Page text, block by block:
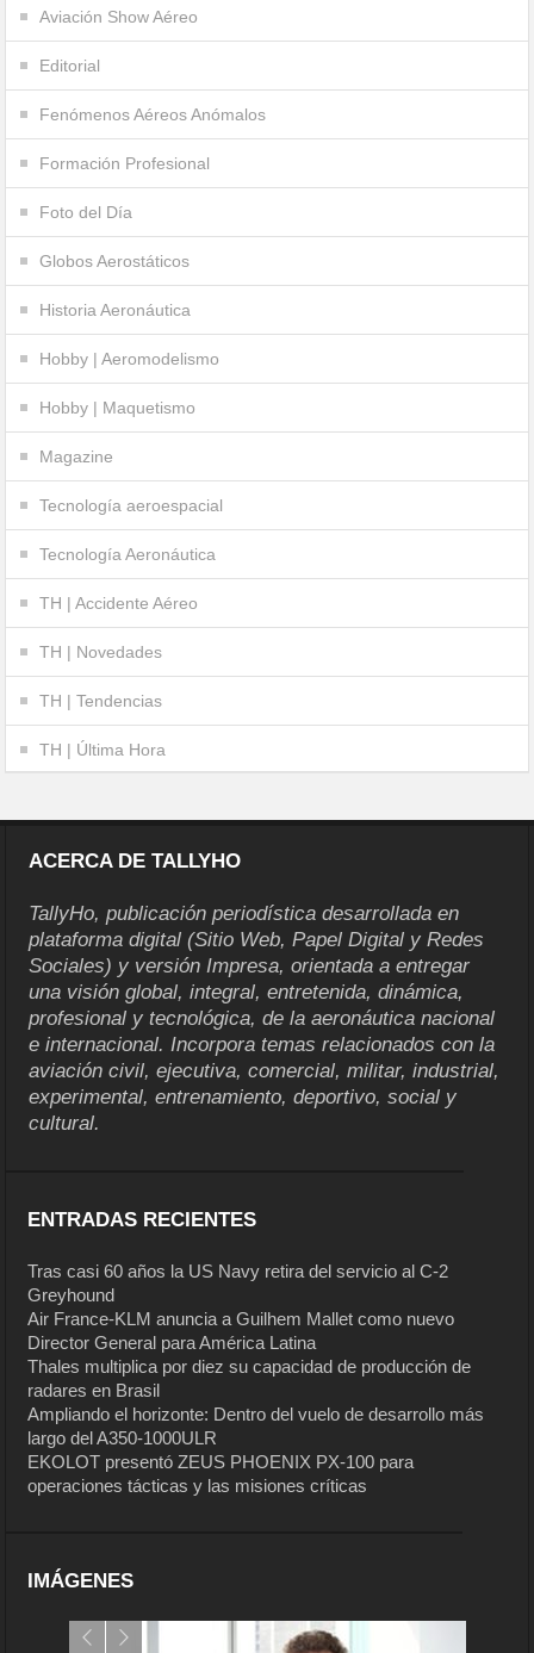
Aviación Show Aéreo
Editorial
Fenómenos Aéreos Anómalos
Formación Profesional
Foto del Día
Globos Aerostáticos
Historia Aeronáutica
Hobby | Aeromodelismo
Hobby | Maquetismo
Magazine
Tecnología aeroespacial
Tecnología Aeronáutica
TH | Accidente Aéreo
TH | Novedades
TH | Tendencias
TH | Última Hora
ACERCA DE TALLYHO
TallyHo, publicación periodística desarrollada en
plataforma digital (Sitio Web, Papel Digital y Redes
Sociales) y versión Impresa, orientada a entregar
una visión global, integral, entretenida, dinámica,
profesional y tecnológica, de la aeronáutica nacional
e internacional. Incorpora temas relacionados con la
aviación civil, ejecutiva, comercial, militar, industrial,
experimental, entrenamiento, deportivo, social y
cultural.
ENTRADAS RECIENTES
Tras casi 60 años la US Navy retira del servicio al C-2
Greyhound
Air France-KLM anuncia a Guilhem Mallet como nuevo
Director General para América Latina
Thales multiplica por diez su capacidad de producción de
radares en Brasil
Ampliando el horizonte: Dentro del vuelo de desarrollo más
largo del A350-1000ULR
EKOLOT presentó ZEUS PHOENIX PX-100 para
operaciones tácticas y las misiones críticas
IMÁGENES